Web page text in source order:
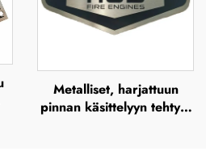
Metalliset, harjattuun
pinnan käsittelyyn tehtyjä